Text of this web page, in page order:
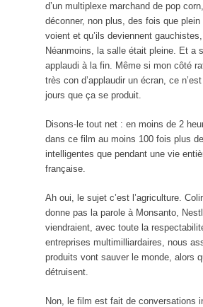
d’un multiplexe marchand de pop
déconner, non plus, des fois que plein
voient et qu’ils deviennent
Néanmoins, la salle était pleine. Et a
applaudi à la fin. Même si mon côté
très con d’applaudir un écran, ce
jours que ça se produit.
Disons-le tout net : en moins de 2
dans ce film au moins 100 fois plus
intelligentes que pendant une vie
française.
Ah oui, le sujet c’est l’agriculture.
donne pas la parole à Monsanto,
viendraient, avec toute la
entreprises multimilliardaires, nous
produits vont sauver le monde, alors
détruisent.
Non, le film est fait de conversations